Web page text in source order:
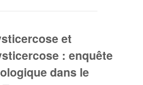
et
: enquête
dans le